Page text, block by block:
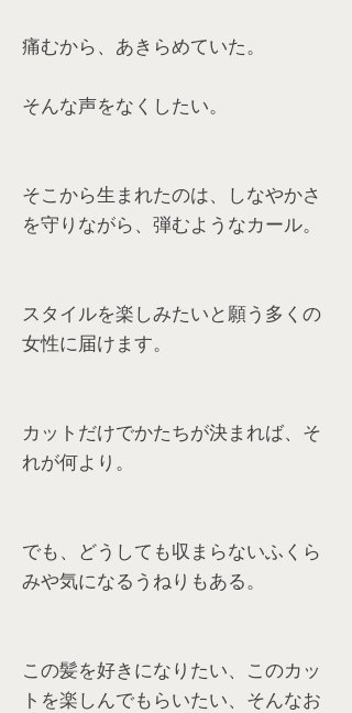
痛むから、あきらめていた。
そんな声をなくしたい。
そこから生まれたのは、しなやかさ
を守りながら、弾むようなカール。
スタイルを楽しみたいと願う多くの
女性に届けます。
カットだけでかたちが決まれば、そ
れが何より。
でも、どうしても収まらないふくら
みや気になるうねりもある。
この髪を好きになりたい、このカッ
トを楽しんでもらいたい、そんなお